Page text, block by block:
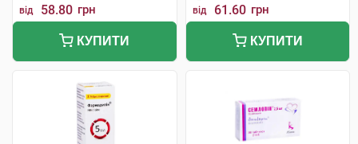
від 58.80 грн
КУПИТИ
від 61.60 грн
КУПИТИ